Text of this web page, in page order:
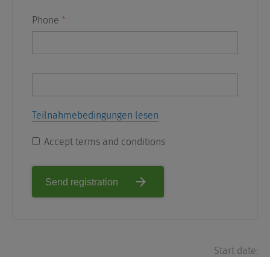
Phone *
Teilnahmebedingungen lesen
Accept terms and conditions
Send registration
Start date: